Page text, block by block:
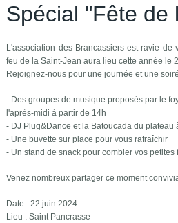
Spécial "Fête de
L'association des Brancassiers est ravie de
feu de la Saint-Jean aura lieu cette année le
Rejoignez-nous pour une journée et une
- Des groupes de musique proposés par le
l'après-midi à partir de 14h
- DJ Plug&Dance et la Batoucada du plateau
- Une buvette sur place pour vous rafraîchir
- Un stand de snack pour combler vos petites
Venez nombreux partager ce moment
Date : 22 juin 2024
Lieu : Saint Pancrasse